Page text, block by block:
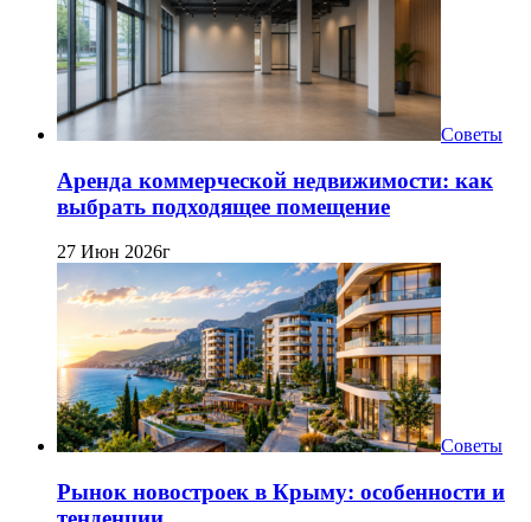
Советы
Аренда коммерческой недвижимости: как
выбрать подходящее помещение
27 Июн 2026г
Советы
Рынок новостроек в Крыму: особенности и